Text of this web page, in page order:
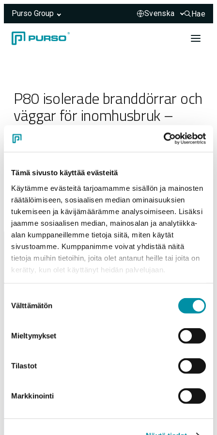
Tämä sivusto käyttää evästeitä
Käytämme evästeitä tarjoamamme sisällön ja mainosten
räätälöimiseen, sosiaalisen median ominaisuuksien
tukemiseen ja kävijämäärämme analysoimiseen. Lisäksi
jaamme sosiaalisen median, mainosalan ja analytiikka-
alan kumppaneillemme tietoja siitä, miten käytät
sivustoamme. Kumppanimme voivat yhdistää näitä
tietoja muihin tietoihin, joita olet antanut heille tai joita on
kerätty, kun olet käyttänyt heidän palvelujaan.
valinta
Välttämätön
Mieltymykset
Tilastot
Markkinointi
Purso Group
Hae
Hae
P80 isolerade branddörrar och
väggar för inomhusbruk –
DWG
Purso är ett finländskt familjeföretag som designar och
tillverkar hållbara aluminiumlösningar för industri och
37200, Siuro